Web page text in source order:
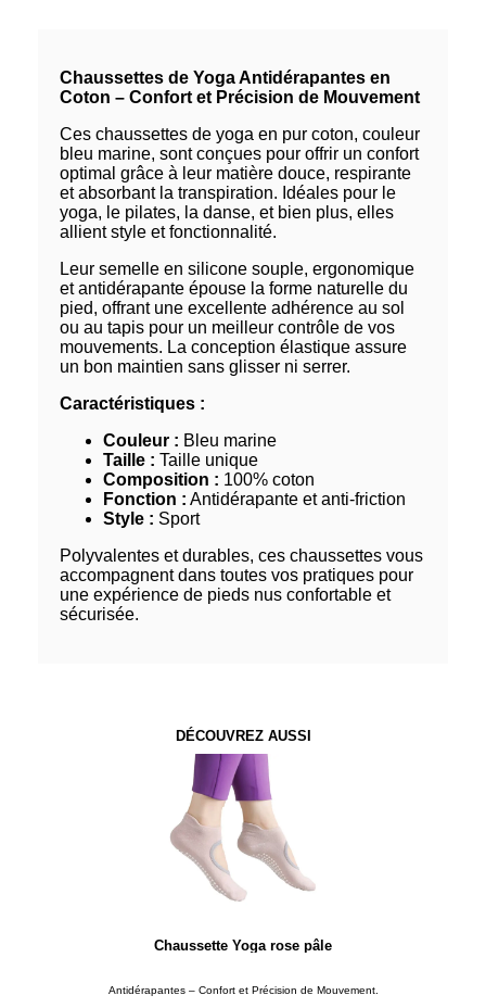
Chaussettes de Yoga Antidérapantes en
Coton – Confort et Précision de Mouvement
Ces chaussettes de yoga en pur coton, couleur
bleu marine, sont conçues pour offrir un confort
optimal grâce à leur matière douce, respirante
et absorbant la transpiration. Idéales pour le
yoga, le pilates, la danse, et bien plus, elles
allient style et fonctionnalité.
Leur semelle en silicone souple, ergonomique
et antidérapante épouse la forme naturelle du
pied, offrant une excellente adhérence au sol
ou au tapis pour un meilleur contrôle de vos
mouvements. La conception élastique assure
un bon maintien sans glisser ni serrer.
Caractéristiques :
Couleur : Bleu marine
Taille : Taille unique
Composition : 100% coton
Fonction : Antidérapante et anti-friction
Style : Sport
Polyvalentes et durables, ces chaussettes vous
accompagnent dans toutes vos pratiques pour
une expérience de pieds nus confortable et
sécurisée.
DÉCOUVREZ AUSSI
Chaussette Yoga rose pâle
Antidérapantes – Confort et Précision de Mouvement.